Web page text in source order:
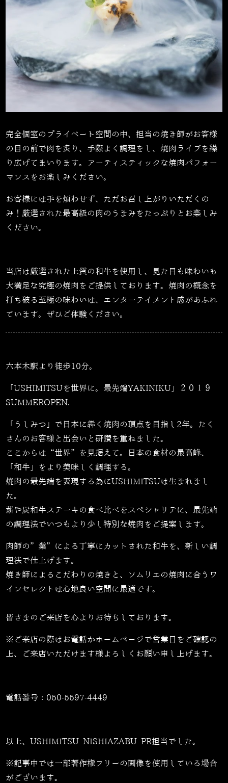
完全個室のプライベート空間の中、担当の焼き師がお客様
の目の前で肉を炙り、手際よく調理をし、焼肉ライブを繰
り広げてまいります。アーティスティックな焼肉パフォー
マンスをお楽しみください。
お客様には手を煩わせず、ただお召し上がりいただくの
み！厳選された最高級の肉のうまみをたっぷりとお楽しみ
ください。
当店は厳選された上質の和牛を使用し、見た目も味わいも
大満足な究極の焼肉をご提供しております。焼肉の概念を
打ち破る至極の味わいは、エンターテイメント感があふれ
ています。ぜひご体験ください。
六本木駅より徒歩10分。
「USHIMITSUを世界に。最先端YAKINIKU」２０１９
SUMMEROPEN.
「うしみつ」で日本に犇く焼肉の頂点を目指し2年。たく
さんのお客様と出会いと研鑽を重ねました。
ここからは“世界”を見据えて。日本の食材の最高峰、
「和牛」をより美味しく調理する。
焼肉の最先端を表現する為にUSHIMITSUは生まれまし
た。
薪や炭和牛ステーキの食べ比べをスペシャリテに、最先端
の調理法でいつもより少し特別な焼肉をご提案します。
肉師の”業”による丁寧にカットされた和牛を、新しい調
理法で仕上げます。
焼き師によるこだわりの焼きと、ソムリエの焼肉に合うワ
インセレクトは心地良い空間に最適です。
皆さまのご来店を心よりお待ちしております。
※ご来店の際はお電話かホームページで営業日をご確認の
上、ご来店いただけます様よろしくお願い申し上げます。
電話番号： 050-5597-4449
以上、USHIMITSU NISHIAZABU PR担当でした。
※記事中では一部著作権フリーの画像を使用している場合
がございます。